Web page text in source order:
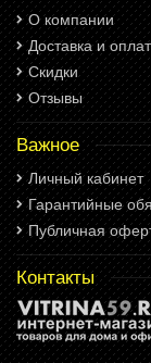
О компании
Доставка и
Скидки
Отзывы
Важное
Личный кабинет
Гарантийные
Публичная
Контакты